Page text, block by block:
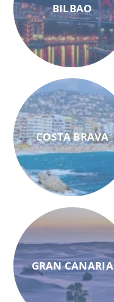
BILBAO
COSTA BRAVA
GRAN CANARIA